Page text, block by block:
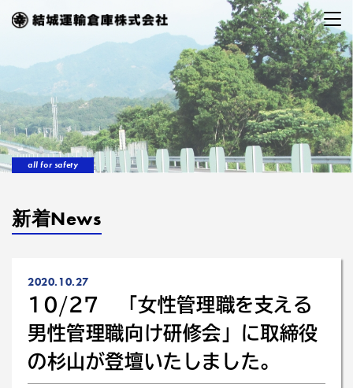
all for safety
新着News
2020.10.27
10/27 「女性管理職を支える
男性管理職向け研修会」に取締役
の杉山が登壇いたしました。